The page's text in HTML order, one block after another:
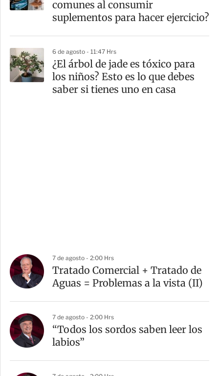
comunes al consumir
suplementos para hacer ejercicio?
6 de agosto - 11:47 Hrs
¿El árbol de jade es tóxico para
los niños? Esto es lo que debes
saber si tienes uno en casa
7 de agosto - 2:00 Hrs
Tratado Comercial + Tratado de
Aguas = Problemas a la vista (II)
7 de agosto - 2:00 Hrs
“Todos los sordos saben leer los
labios”